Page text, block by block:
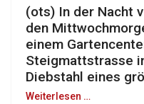
(ots) In der Nacht
den
einem
Steigmattstrasse
Diebstahl eines
Weiterlesen …